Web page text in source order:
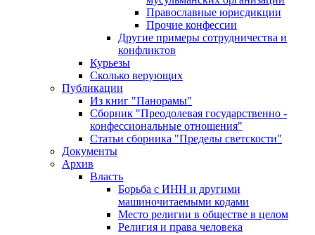
Православные юрисдикции
Прочие конфессии
Другие примеры сотрудничества и
конфликтов
Курьезы
Сколько верующих
Публикации
Из книг "Панорамы"
Сборник "Преодолевая государственно -
конфессиональные отношения"
Статьи сборника "Пределы светскости"
Документы
Архив
Власть
Борьба с ИНН и другими
машиночитаемыми кодами
Место религии в обществе в целом
Религия и права человека